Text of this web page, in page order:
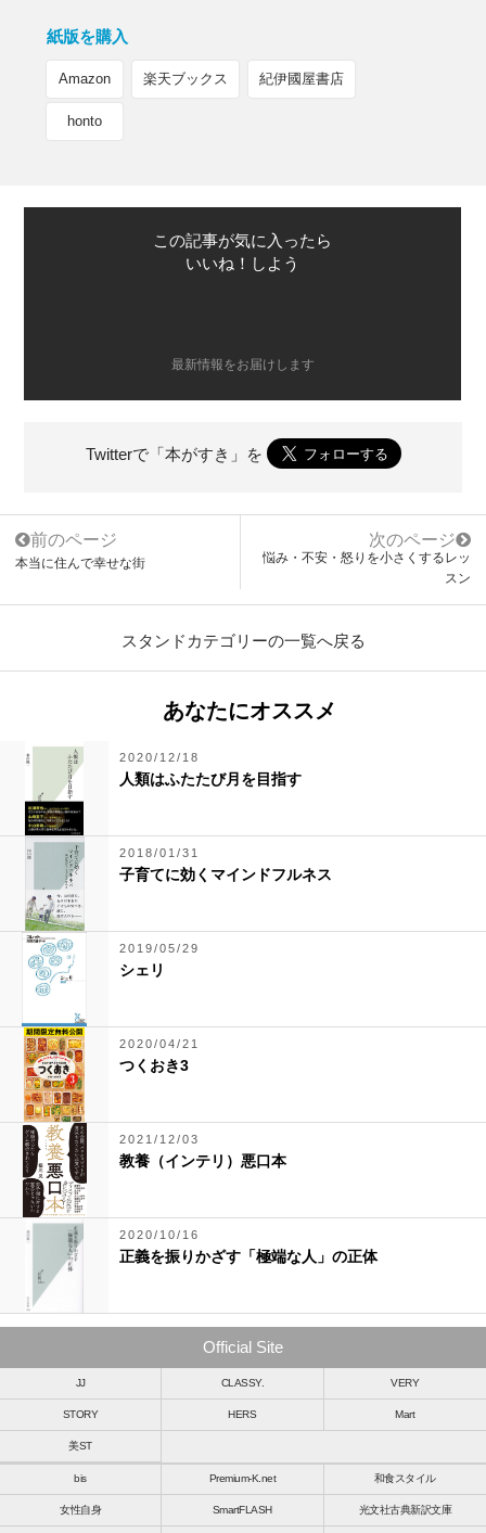
紙版を購入
Amazon 楽天ブックス 紀伊國屋書店
honto
この記事が気に入ったら
いいね！しよう
最新情報をお届けします
Twitterで「本がすき」を
前のページ
本当に住んで幸せな街
次のページ
悩み・不安・怒りを小さくするレッ
スン
スタンドカテゴリーの一覧へ戻る
あなたにオススメ
2020/12/18
人類はふたたび月を目指す
2018/01/31
子育てに効くマインドフルネス
2019/05/29
シェリ
2020/04/21
つくおき3
2021/12/03
教養（インテリ）悪口本
2020/10/16
正義を振りかざす「極端な人」の正体
Official Site
JJ CLASSY. VERY
STORY HERS Mart
美ST
bis Premium-K.net 和食スタイル
女性自身 SmartFLASH 光文社古典新訳文庫